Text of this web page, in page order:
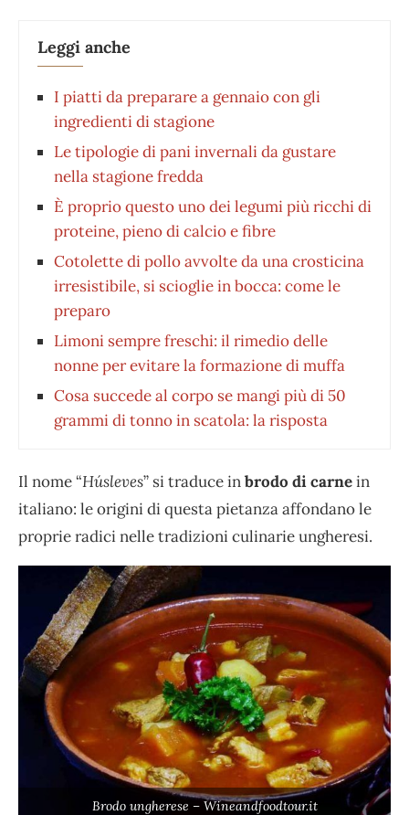
Leggi anche
I piatti da preparare a gennaio con gli
ingredienti di stagione
Le tipologie di pani invernali da gustare
nella stagione fredda
È proprio questo uno dei legumi più ricchi di
proteine, pieno di calcio e fibre
Cotolette di pollo avvolte da una crosticina
irresistibile, si scioglie in bocca: come le
preparo
Limoni sempre freschi: il rimedio delle
nonne per evitare la formazione di muffa
Cosa succede al corpo se mangi più di 50
grammi di tonno in scatola: la risposta
Il nome “Húsleves” si traduce inbrodo di carnein
italiano: le origini di questa pietanza affondano le
proprie radici nelle tradizioni culinarie ungheresi.
Brodo ungherese – Wineandfoodtour.it